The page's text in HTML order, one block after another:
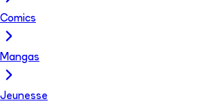
Comics
Mangas
Jeunesse